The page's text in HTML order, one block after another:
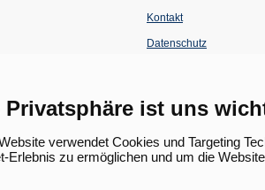
Privatsphäre ist uns
verwendet Cookies und Targeting
Erlebnis zu ermöglichen und um die
Kontakt
Datenschutz